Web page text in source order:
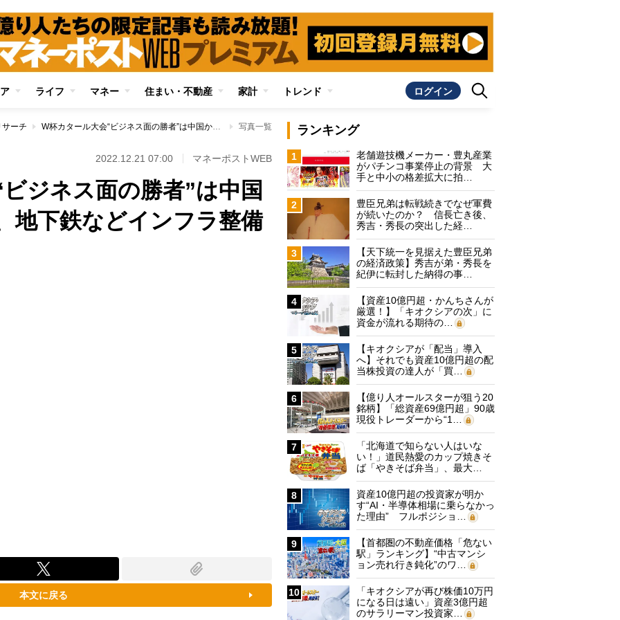
ライフ マネー 住まい・不動産 家計 トレンド ログイン
ーチ W杯カタール大会“ビジネス面の勝者”は中国か 競技場、空港、地下鉄などインフラ整備に大きく関与 写真一覧
2022.12.21 07:00 マネーポストWEB
ジネス面の勝者”は中国
下鉄などインフラ整備
本文に戻る
ランキング
1
老舗遊技機メーカー・豊丸産業
がパチンコ事業停止の背景 大
手と中小の格差拡大に拍…
2
豊臣兄弟は転戦続きでなぜ軍費
が続いたのか？ 信長亡き後、
秀吉・秀長の突出した経…
3
【天下統一を見据えた豊臣兄弟
の経済政策】秀吉が弟・秀長を
紀伊に転封した納得の事…
4
【資産10億円超・かんちさんが
厳選！】「キオクシアの次」に
資金が流れる期待の…
5
【キオクシアが「配当」導入
へ】それでも資産10億円超の配
当株投資の達人が「買…
6
【億り人オールスターが狙う20
銘柄】「総資産69億円超」90歳
現役トレーダーから“1…
7
「北海道で知らない人はいな
い！」道民熱愛のカップ焼きそ
ば「やきそば弁当」、最大…
8
資産10億円超の投資家が明か
す“AI・半導体相場に乗らなかっ
た理由” フルポジショ…
9
【首都圏の不動産価格「危ない
駅」ランキング】“中古マンシ
ョン売れ行き鈍化”のワ…
10
「キオクシアが再び株価10万円
になる日は遠い」資産3億円超
のサラリーマン投資家…